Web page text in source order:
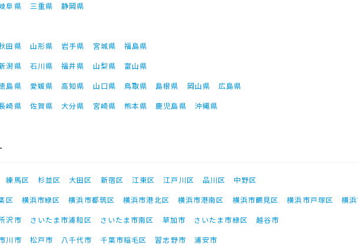
阜県 三重県
静岡県
田県 山形県 岩手県 宮城県
福島県
潟県 石川県 福井県 山梨県
富山県
島県 愛媛県 高知県 山口県 鳥取県 島根県 岡山県
広島県
崎県 佐賀県 大分県 宮崎県 熊本県 鹿児島県 沖縄県
練馬区 杉並区 大田区 新宿区 江東区 江戸川区 品川区
中野区
区 横浜市緑区 横浜市都筑区 横浜市港北区 横浜市港南区 横浜市鶴見区 横浜市戸塚区
横
沢市 さいたま市浦和区 さいたま市南区 草加市 さいたま市緑区
越谷市
川市 松戸市 八千代市 千葉市稲毛区 習志野市 浦安市